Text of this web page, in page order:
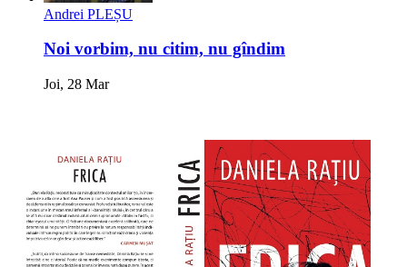
Andrei PLEȘU
Noi vorbim, nu citim, nu gîndim
Joi, 28 Mar